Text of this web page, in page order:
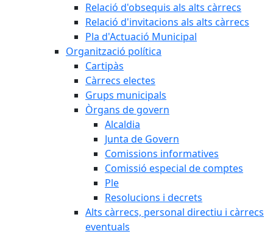
Relació d'obsequis als alts càrrecs
Relació d'invitacions als alts càrrecs
Pla d'Actuació Municipal
Organització política
Cartipàs
Càrrecs electes
Grups municipals
Òrgans de govern
Alcaldia
Junta de Govern
Comissions informatives
Comissió especial de comptes
Ple
Resolucions i decrets
Alts càrrecs, personal directiu i càrrecs
eventuals